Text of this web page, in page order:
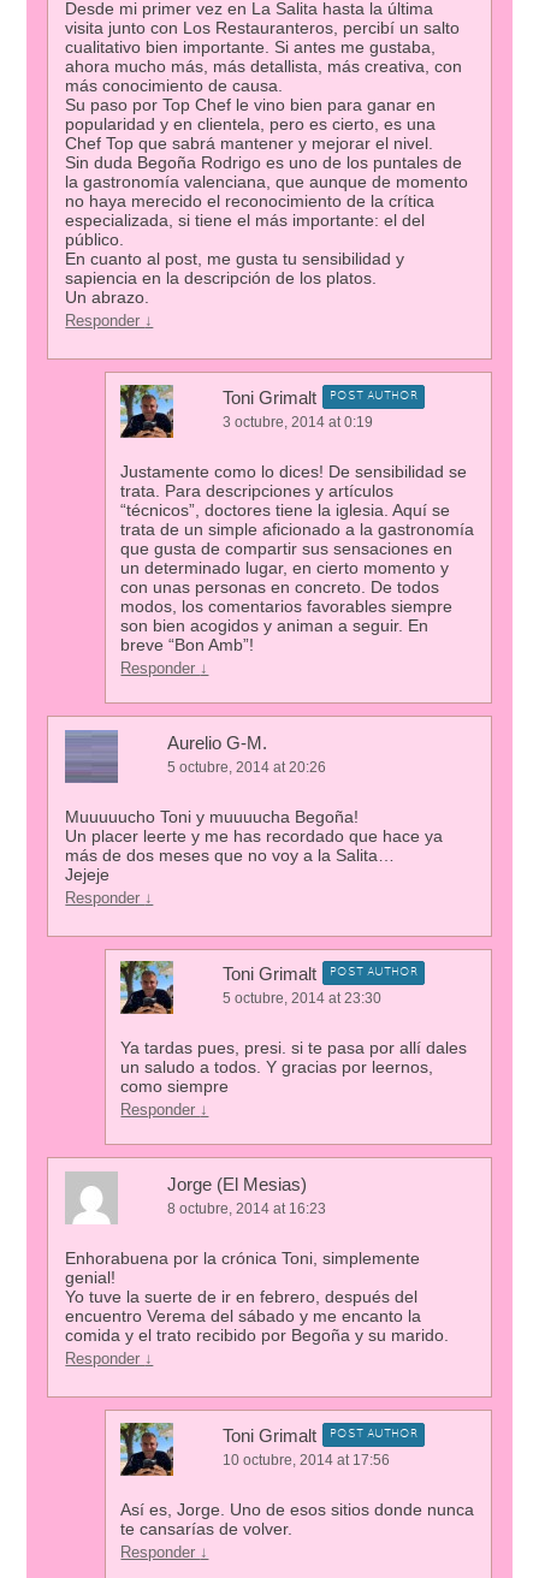
Desde mi primer vez en La Salita hasta la última
visita junto con Los Restauranteros, percibí un salto
cualitativo bien importante. Si antes me gustaba,
ahora mucho más, más detallista, más creativa, con
más conocimiento de causa.
Su paso por Top Chef le vino bien para ganar en
popularidad y en clientela, pero es cierto, es una
Chef Top que sabrá mantener y mejorar el nivel.
Sin duda Begoña Rodrigo es uno de los puntales de
la gastronomía valenciana, que aunque de momento
no haya merecido el reconocimiento de la crítica
especializada, si tiene el más importante: el del
público.
En cuanto al post, me gusta tu sensibilidad y
sapiencia en la descripción de los platos.
Un abrazo.
Responder ↓
Toni Grimalt POST AUTHOR
3 octubre, 2014 at 0:19
Justamente como lo dices! De sensibilidad se
trata. Para descripciones y artículos
“técnicos”, doctores tiene la iglesia. Aquí se
trata de un simple aficionado a la gastronomía
que gusta de compartir sus sensaciones en
un determinado lugar, en cierto momento y
con unas personas en concreto. De todos
modos, los comentarios favorables siempre
son bien acogidos y animan a seguir. En
breve “Bon Amb”!
Responder ↓
Aurelio G-M.
5 octubre, 2014 at 20:26
Muuuuucho Toni y muuuucha Begoña!
Un placer leerte y me has recordado que hace ya
más de dos meses que no voy a la Salita…
Jejeje
Responder ↓
Toni Grimalt POST AUTHOR
5 octubre, 2014 at 23:30
Ya tardas pues, presi. si te pasa por allí dales
un saludo a todos. Y gracias por leernos,
como siempre
Responder ↓
Jorge (El Mesias)
8 octubre, 2014 at 16:23
Enhorabuena por la crónica Toni, simplemente
genial!
Yo tuve la suerte de ir en febrero, después del
encuentro Verema del sábado y me encanto la
comida y el trato recibido por Begoña y su marido.
Responder ↓
Toni Grimalt POST AUTHOR
10 octubre, 2014 at 17:56
Así es, Jorge. Uno de esos sitios donde nunca
te cansarías de volver.
Responder ↓